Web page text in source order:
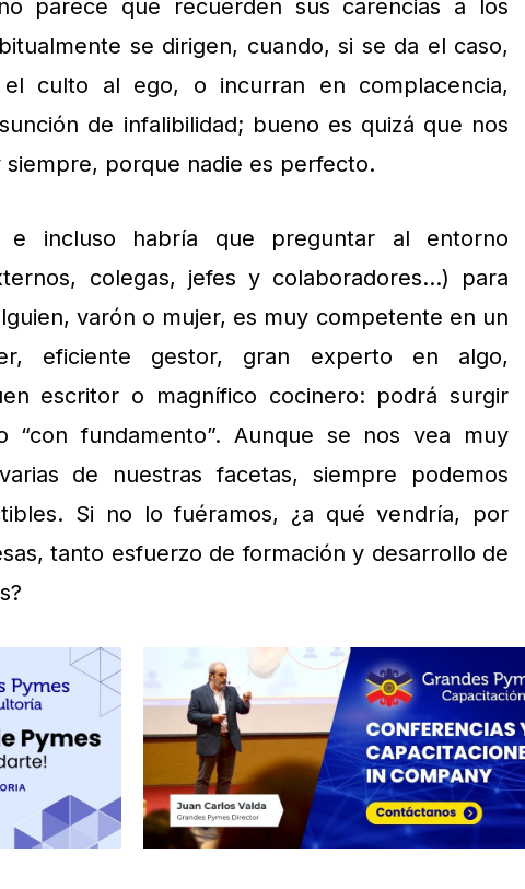
parece que recuerden sus carencias a los
se dirigen, cuando, si se da el caso,
culto al ego, o incurran en complacencia,
de infalibilidad; bueno es quizá que nos
porque nadie es perfecto.
e incluso habría que preguntar al entorno
colegas, jefes y colaboradores…) para
varón o mujer, es muy competente en un
eficiente gestor, gran experto en algo,
escritor o magnífico cocinero: podrá surgir
“con fundamento”. Aunque se nos vea muy
de nuestras facetas, siempre podemos
Si no lo fuéramos, ¿a qué vendría, por
tanto esfuerzo de formación y desarrollo de